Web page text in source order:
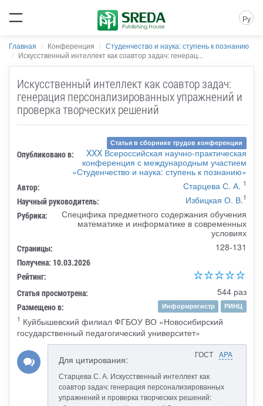
Ру
Главная Конференция
Студенчество и наука: ступень к познанию
Искусственный интеллект как соавтор задач: генерац...
Искусственный интеллект как соавтор задач:
генерация персонализированных упражнений и
проверка творческих решений
Статья в сборнике трудов конференции
Опубликовано в:
XXX Всероссийская научно-практическая
конференция с международным участием
«Студенчество и наука: ступень к познанию»
Автор: Старцева С. А. 1
Научный руководитель: Избицкая О. В.1
Рубрика:
Специфика предметного содержания обучения
математике и информатике в современных
условиях
Страницы: 128-131
Получена: 10.03.2026
Рейтинг:
Статья просмотрена:
544 раз
Размещено в: Информрегистр
РИНЦ
1 Куйбышевский филиал ФГБОУ ВО «Новосибирский
государственный педагогический университет»
ГОСТ APA
Для цитирования:
Старцева С. А. Искусственный интеллект как
соавтор задач: генерация персонализированных
упражнений и проверка творческих решений: